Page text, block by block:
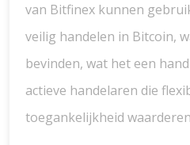
van Bitfinex kunnen
veilig handelen in Bitcoin,
bevinden, wat het een
actieve handelaren die
toegankelijkheid